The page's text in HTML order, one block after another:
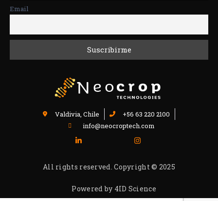
Email
Valdivia, Chile
+56 63 220 2100
info@neocroptech.com
All rights reserved. Copyright © 2025
Powered by 4ID Science